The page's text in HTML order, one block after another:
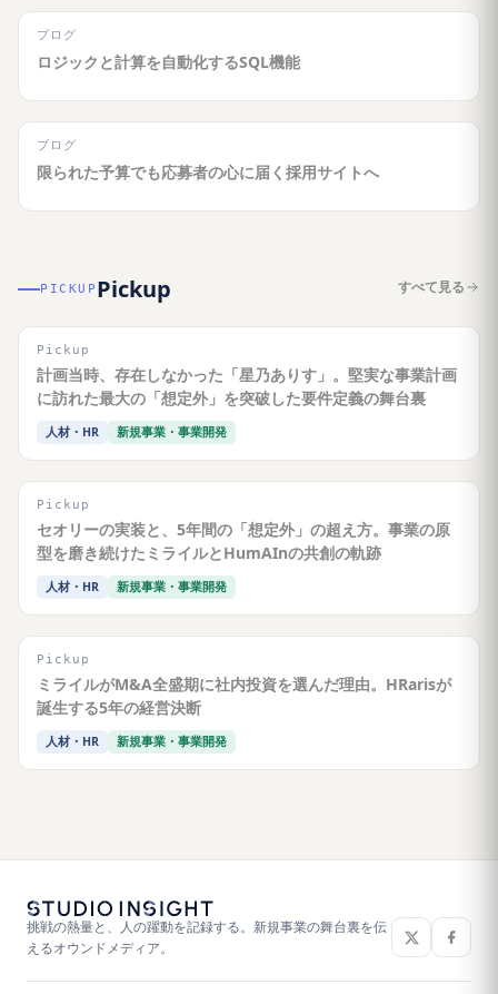
ブログ
ロジックと計算を自動化するSQL機能
ブログ
限られた予算でも応募者の心に届く採用サイトへ
PICKUP Pickup すべて見る
Pickup
計画当時、存在しなかった「星乃ありす」。堅実な事業計画
に訪れた最大の「想定外」を突破した要件定義の舞台裏
人材・HR 新規事業・事業開発
Pickup
セオリーの実装と、5年間の「想定外」の超え方。事業の原
型を磨き続けたミライルとHumAInの共創の軌跡
人材・HR 新規事業・事業開発
Pickup
ミライルがM&A全盛期に社内投資を選んだ理由。HRarisが
誕生する5年の経営決断
人材・HR 新規事業・事業開発
挑戦の熱量と、人の躍動を記録する。新規事業の舞台裏を伝
えるオウンドメディア。